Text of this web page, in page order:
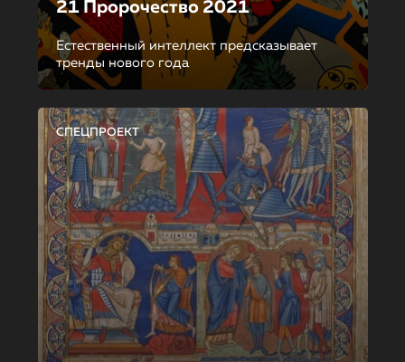
21 Пророчество 2021
Естественный интеллект предсказывает
тренды нового года
СПЕЦПРОЕКТ